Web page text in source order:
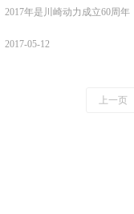
2017年是川崎动力成立60周年
2017-05-12
上一页